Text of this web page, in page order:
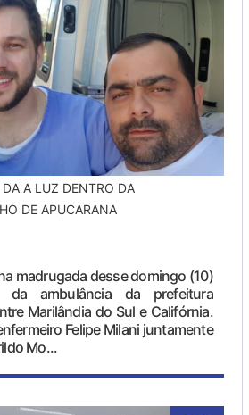
A LUZ DENTRO DA
DE APUCARANA
madrugada desse domingo (10)
ambulância da prefeitura
Marilândia do Sul e Califórnia.
Felipe Milani juntamente
Mo...